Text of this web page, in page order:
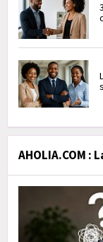
AHOLIA.COM :